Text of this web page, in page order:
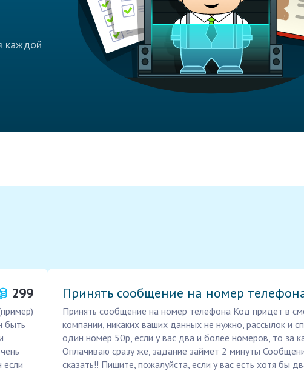
каждой
299
быть
если
Принять сообщение на номер
Принять сообщение на номер телефона Код придет в
компании, никаких ваших данных не нужно, рассылок и
один номер 50р, если у вас два и более номеров, то за
Оплачиваю сразу же, задание займет 2 минуты
сказать!! Пишите, пожалуйста, если у вас есть хотя бы